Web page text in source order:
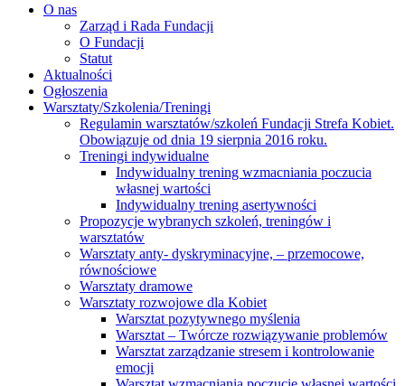
O nas
Zarząd i Rada Fundacji
O Fundacji
Statut
Aktualności
Ogłoszenia
Warsztaty/Szkolenia/Treningi
Regulamin warsztatów/szkoleń Fundacji Strefa Kobiet.
Obowiązuje od dnia 19 sierpnia 2016 roku.
Treningi indywidualne
Indywidualny trening wzmacniania poczucia
własnej wartości
Indywidualny trening asertywności
Propozycje wybranych szkoleń, treningów i
warsztatów
Warsztaty anty- dyskryminacyjne, – przemocowe,
równościowe
Warsztaty dramowe
Warsztaty rozwojowe dla Kobiet
Warsztat pozytywnego myślenia
Warsztat – Twórcze rozwiązywanie problemów
Warsztat zarządzanie stresem i kontrolowanie
emocji